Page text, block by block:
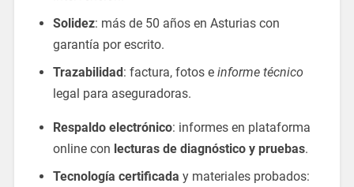
Solidez: más de 50 años en Asturias con
garantía por escrito.
Trazabilidad: factura, fotos e informe técnico
legal para aseguradoras.
Respaldo electrónico: informes en plataforma
online con lecturas de diagnóstico y pruebas.
Tecnología certificada y materiales probados: